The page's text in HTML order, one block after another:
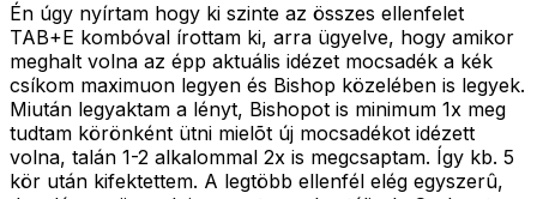
Én úgy nyírtam hogy ki szinte az összes ellenfelet
TAB+E kombóval írottam ki, arra ügyelve, hogy amikor
meghalt volna az épp aktuális idézet mocsadék a kék
csíkom maximuon legyen és Bishop közelében is legyek.
Miután legyaktam a lényt, Bishopot is minimum 1x meg
tudtam körönként ütni mielõt új mocsadékot idézett
volna, talán 1-2 alkalommal 2x is megcsaptam. Így kb. 5
kör után kifektettem. A legtöbb ellenfél elég egyszerû,